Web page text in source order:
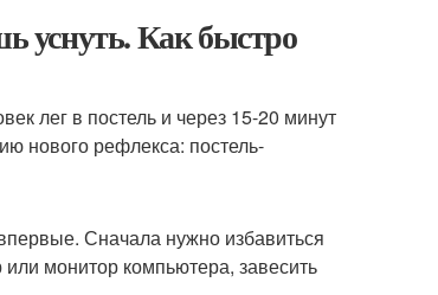
уснуть. Как быстро
лег в постель и через 15-20 минут
нового рефлекса: постель-
Сначала нужно избавиться
монитор компьютера, завесить